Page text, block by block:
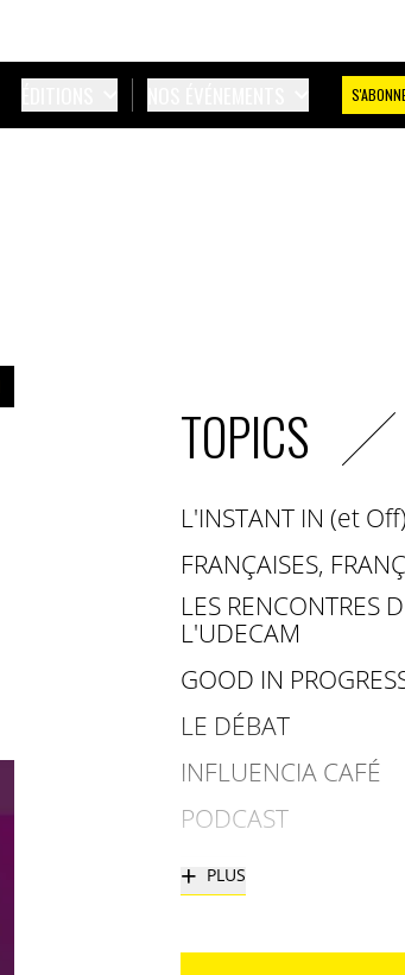
TOPICS
L'INSTANT IN (et Off)
FRANÇAISES,
LES RENCONTRES
L'UDECAM
GOOD IN
LE DÉBAT
INFLUENCIA CAFÉ
PODCAST
+ PLUS